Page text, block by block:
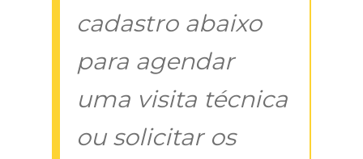
cadastro abaixo
para agendar
uma visita técnica
ou solicitar os